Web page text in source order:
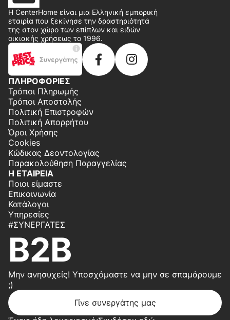
Η CenterHome είναι μια Ελληνική εμπορική
εταιρία που ξεκίνησε την δραστηριότητά
της στον χώρο των επίπλων και ειδών
οικιακής χρήσεως το 1996.
ΠΛΗΡΟΦΟΡΙΕΣ
Τρόποι Πληρωμής
Τρόποι Αποστολής
Πολιτική Επιστροφών
Πολιτική Απορρήτου
Όροι Χρήσης
Cookies
Κώδικας Δεοντολογίας
Παρακολούθηση Παραγγελίας
Η ΕΤΑΙΡΕΙΑ
Ποιοι είμαστε
Επικοινωνία
Κατάλογοι
Υπηρεσίες
#ΣΥΝΕΡΓΆΤΕΣ
B2B
Μην ανησυχείς! Υποσχόμαστε να μην σε σπαμάρουμε
;)
Γίνε συνεργάτης μας